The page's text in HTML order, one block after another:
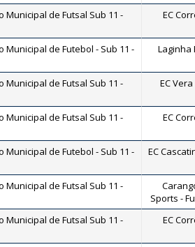
Municipal de Futsal Sub 11 -
EC
Municipal de Futebol - Sub 11 -
Laginha
Municipal de Futsal Sub 11 -
EC
Municipal de Futsal Sub 11 -
EC
Municipal de Futebol - Sub 11 -
EC
Municipal de Futsal Sub 11 -
Sports -
Municipal de Futsal Sub 11 -
EC